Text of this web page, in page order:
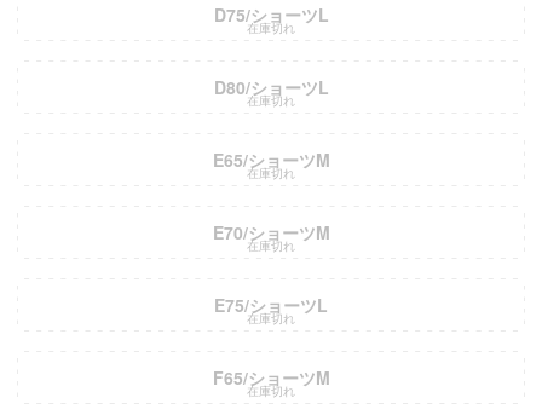
D75/ショーツL
在庫切れ
D80/ショーツL
在庫切れ
E65/ショーツM
在庫切れ
E70/ショーツM
在庫切れ
E75/ショーツL
在庫切れ
F65/ショーツM
在庫切れ